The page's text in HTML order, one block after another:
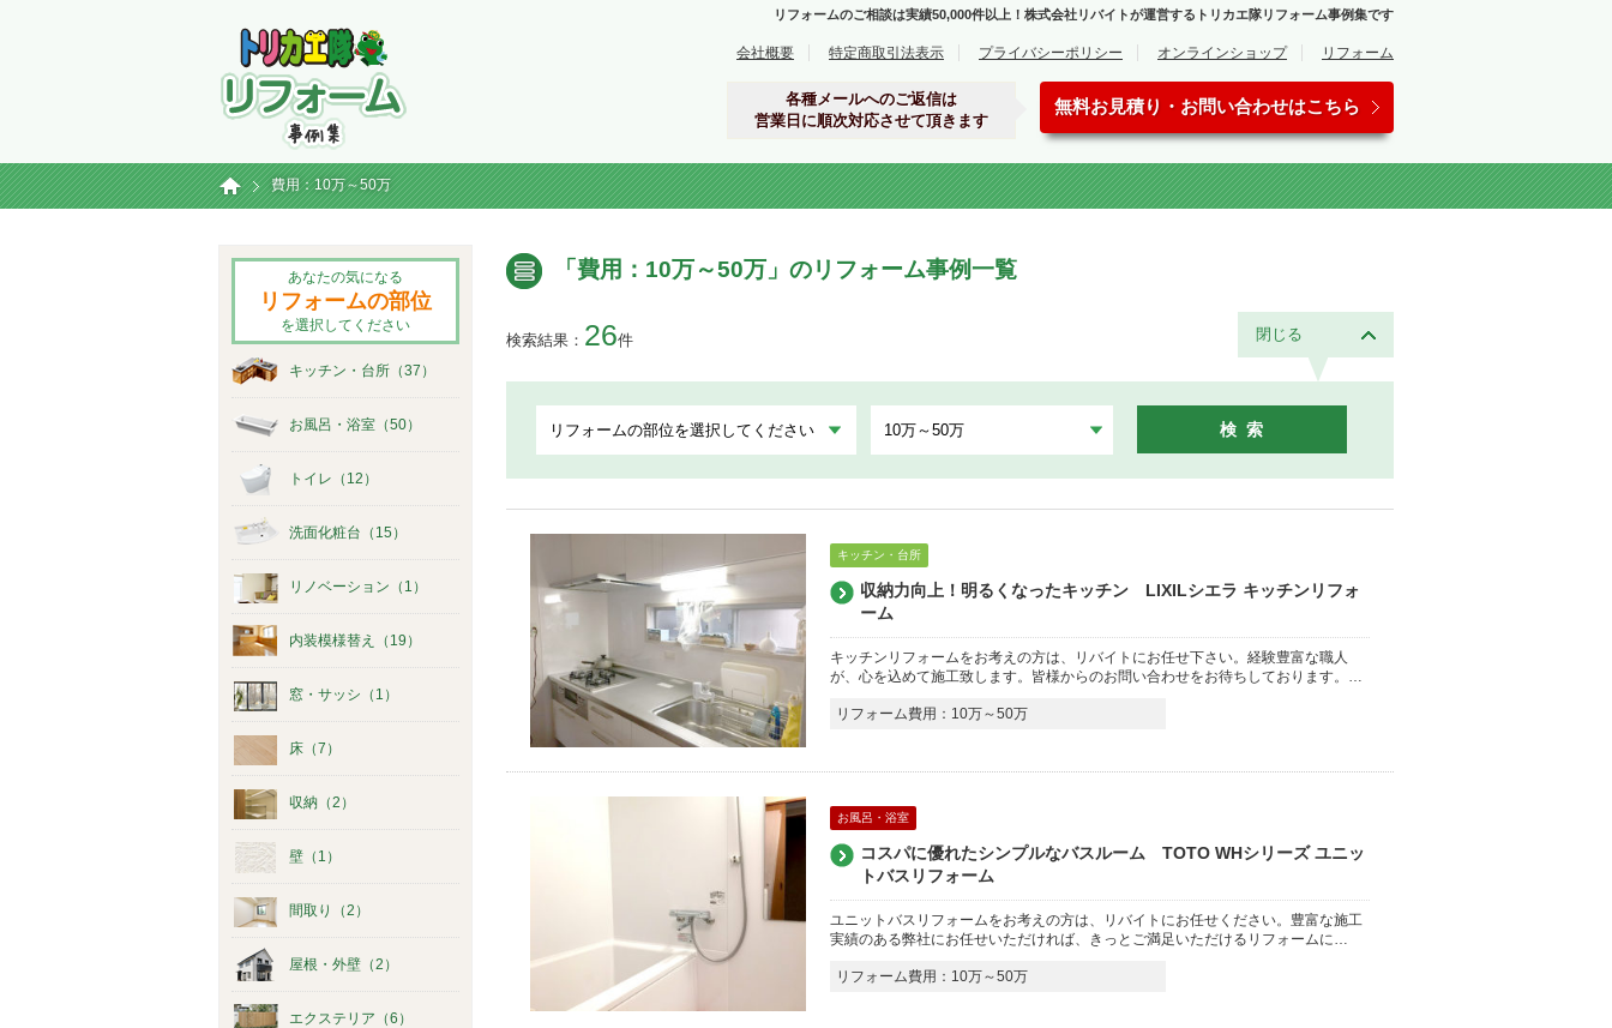
リフォームのご相談は実績50,000件以上！株式会社リバイトが運営するトリカエ隊リフォーム事例集です
会社概要 特定商取引法表示 プライバシーポリシー オンラインショップ リフォーム
各種メールへのご返信は
営業日に順次対応させて頂きます
無料お見積り・お問い合わせはこちら
ホーム費用：10万～50万
「費用：10万～50万」のリフォーム事例一覧
検索結果： 26件 閉じる
検 索
キッチン・台所
収納力向上！明るくなったキッチン LIXILシエラ キッチンリフォ
ーム
キッチンリフォームをお考えの方は、リバイトにお任せ下さい。経験豊富な職人
が、心を込めて施工致します。皆様からのお問い合わせをお待ちしております。…
リフォーム費用：10万～50万
お風呂・浴室
コスパに優れたシンプルなバスルーム TOTO WHシリーズ ユニッ
トバスリフォーム
ユニットバスリフォームをお考えの方は、リバイトにお任せください。豊富な施工
実績のある弊社にお任せいただければ、きっとご満足いただけるリフォームに…
リフォーム費用：10万～50万
あなたの気になる
リフォームの部位
を選択してください
キッチン・台所（37）
お風呂・浴室（50）
トイレ（12）
洗面化粧台（15）
リノベーション（1）
内装模様替え（19）
窓・サッシ（1）
床（7）
収納（2）
壁（1）
間取り（2）
屋根・外壁（2）
エクステリア（6）